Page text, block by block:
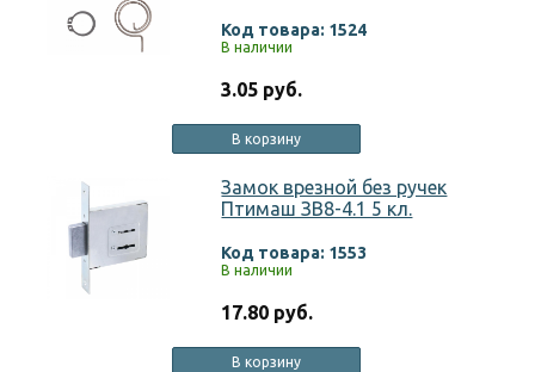
Код товара: 1524
В наличии
3.05 руб.
В корзину
Замок врезной без ручек
Птимаш ЗВ8-4.1 5 кл.
Код товара: 1553
В наличии
17.80 руб.
В корзину